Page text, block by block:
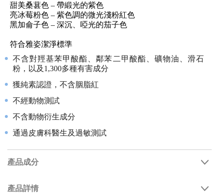
甜美桑葚色 – 帶緞光的紫色
亮冰莓粉色 – 紫色調的微光淺粉紅色
黑加侖子色 – 深沉、啞光的茄子色
符合雅姿潔淨標準
不含對羥基苯甲酸酯、鄰苯二甲酸酯、礦物油、滑石
粉，以及1,300多種有害成分
獲純素認證，不含胭脂紅
不經動物測試
不含動物衍生成分
通過皮膚科醫生及過敏測試
產品成分
產品詳情